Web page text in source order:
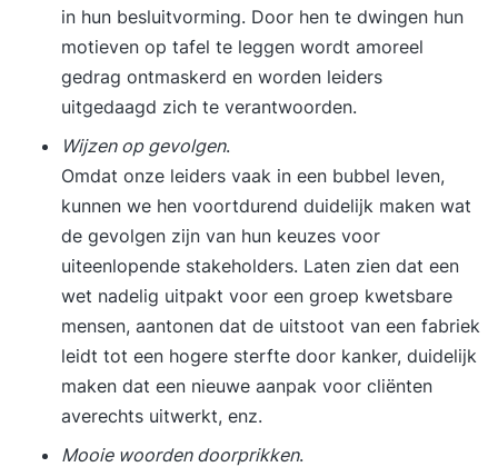
in hun besluitvorming. Door hen te dwingen hun
motieven op tafel te leggen wordt amoreel
gedrag ontmaskerd en worden leiders
uitgedaagd zich te verantwoorden.
Wijzen op gevolgen.
Omdat onze leiders vaak in een bubbel leven,
kunnen we hen voortdurend duidelijk maken wat
de gevolgen zijn van hun keuzes voor
uiteenlopende stakeholders. Laten zien dat een
wet nadelig uitpakt voor een groep kwetsbare
mensen, aantonen dat de uitstoot van een fabriek
leidt tot een hogere sterfte door kanker, duidelijk
maken dat een nieuwe aanpak voor cliënten
averechts uitwerkt, enz.
Mooie woorden doorprikken.